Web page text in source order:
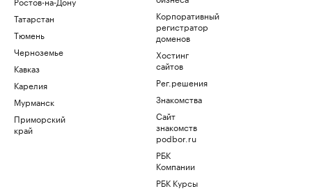
Татарстан
Тюмень
Черноземье
Кавказ
Карелия
Мурманск
Приморский
край
Корпоративный
регистратор
доменов
Хостинг
сайтов
Рег.решения
Знакомства
Сайт
знакомств
podbor.ru
РБК
Компании
РБК Курсы